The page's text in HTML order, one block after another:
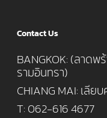
Contact Us
BANGKOK: (ลาด
รามอินทรา)
CHIANG MAI: เลี
T: 062-616 4677